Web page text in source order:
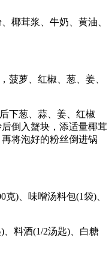
椰茸浆、牛奶、黄油、
菠萝、红椒、葱、姜、
下葱、蒜、姜、红椒
倒入蟹块，添适量椰茸
将泡好的粉丝倒进锅
)、味噌汤料包(1袋)、
、料酒(1/2汤匙)、白糖